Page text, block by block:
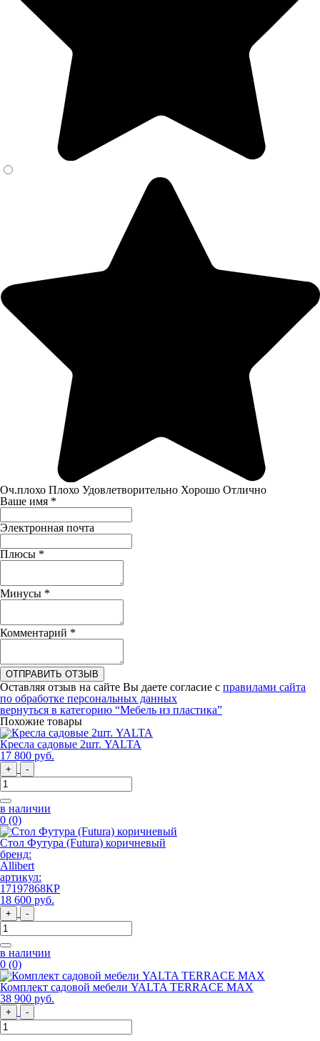
Оч.плохо Плохо Удовлетворительно Хорошо Отлично
Ваше имя *
Электронная почта
Плюсы *
Минусы *
Комментарий *
ОТПРАВИТЬ ОТЗЫВ
Оставляя отзыв на сайте Вы даете согласие с правилами сайта
по обработке персональных данных
вернуться в категорию “Мебель из пластика”
Похожие товары
Кресла садовые 2шт. YALTA
17 800 руб.
+ -
в наличии
0 (0)
Стол Футура (Futura) коричневый
бренд:
Allibert
артикул:
17197868КР
18 600 руб.
+ -
в наличии
0 (0)
Комплект садовой мебели YALTA TERRACE MAX
38 900 руб.
+ -